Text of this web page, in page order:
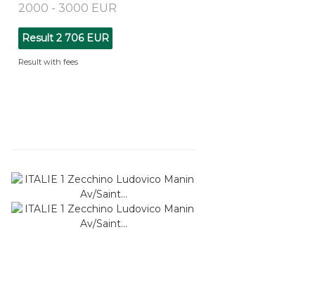
2000 - 3000 EUR
Result 2 706 EUR
Result with fees